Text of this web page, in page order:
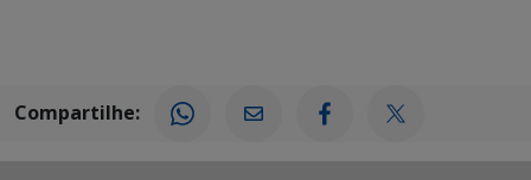
Compartilhe: